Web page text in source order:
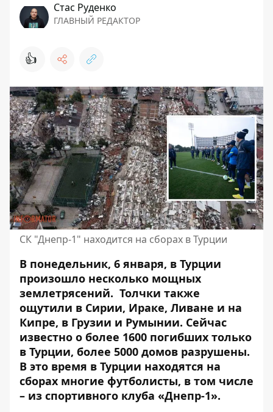
Стаc Руденко
ГЛАВНЫЙ РЕДАКТОР
👍
СК "Днепр-1" находится на сборах в Турции
В понедельник, 6 января, в Турции
произошло несколько мощных
землетрясений. Толчки также
ощутили в Сирии, Ираке, Ливане и на
Кипре, в Грузии и Румынии. Сейчас
известно о более 1600 погибших только
в Турции, более 5000 домов разрушены.
В это время в Турции находятся на
сборах многие футболисты, в том числе
– из спортивного клуба «Днепр-1».